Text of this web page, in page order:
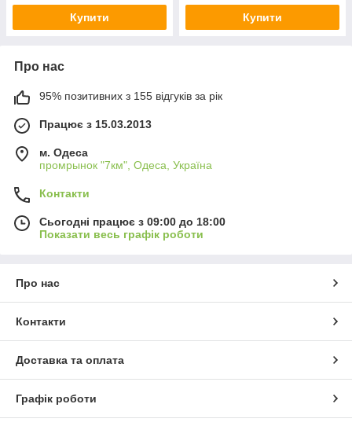
Купити Купити
Про нас
95% позитивних з 155 відгуків за рік
Працює з 15.03.2013
м. Одеса
промрынок "7км", Одеса, Україна
Контакти
Сьогодні працює з 09:00 до 18:00
Показати весь графік роботи
Про нас
Контакти
Доставка та оплата
Графік роботи